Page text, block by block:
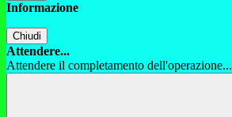
Informazione
Chiudi
Attendere...
Attendere il completamento dell'operazione...